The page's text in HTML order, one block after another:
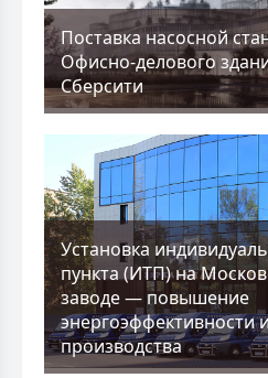
Поставка насосной
Офисно-делового
Сберсити
Установка
пункта (ИТП) на
заводе — повышение
энергоэффективности
производства